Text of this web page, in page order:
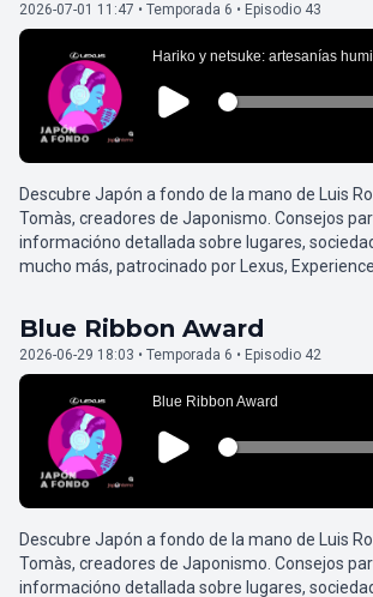
2026-07-01 11:47 • Temporada 6 • Episodio 43
Descubre Japón a fondo de la mano de Luis
Tomàs, creadores de Japonismo. Consejos
informacióno detallada sobre lugares,
mucho más, patrocinado por Lexus,
Blue Ribbon Award
2026-06-29 18:03 • Temporada 6 • Episodio 42
Descubre Japón a fondo de la mano de Luis
Tomàs, creadores de Japonismo. Consejos
informacióno detallada sobre lugares,